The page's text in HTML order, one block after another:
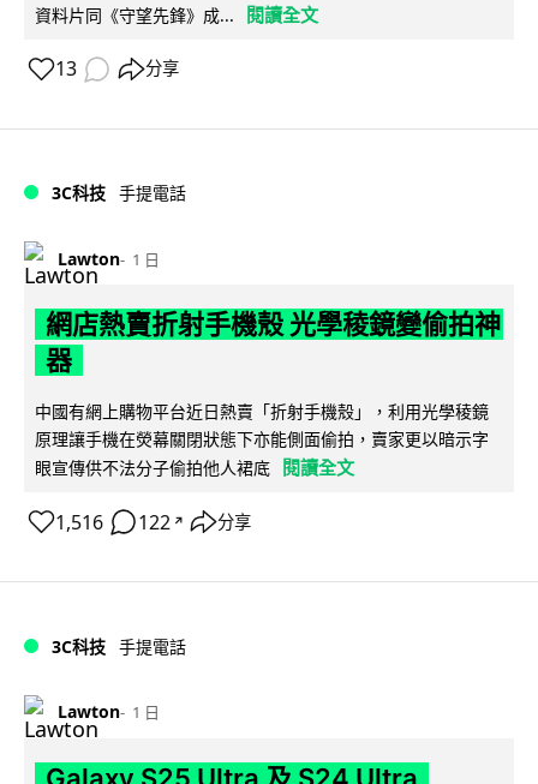
資料片同《守望先鋒》成...
閱讀全文
13 分享
3C科技 手提電話
Lawton 1 日
網店熱賣折射手機殼 光學稜鏡變偷拍神
器
中國有網上購物平台近日熱賣「折射手機殼」，利用光學稜鏡
原理讓手機在熒幕關閉狀態下亦能側面偷拍，賣家更以暗示字
眼宣傳供不法分子偷拍他人裙底
閱讀全文
1,516 122 ↗ 分享
3C科技 手提電話
Lawton 1 日
Galaxy S25 Ultra 及 S24 Ultra